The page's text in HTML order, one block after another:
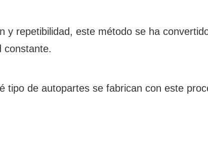
repetibilidad, este método se ha
constante.
de autopartes se fabrican con este